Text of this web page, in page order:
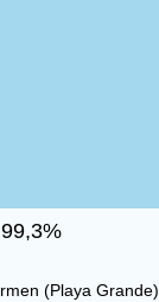
(Playa Grande)